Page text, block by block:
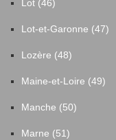
Lot (46)
Lot-et-Garonne (47)
Lozère (48)
Maine-et-Loire (49)
Manche (50)
Marne (51)